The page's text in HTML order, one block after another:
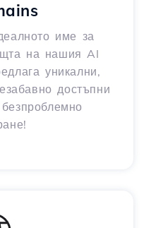
име за
на нашия AI
уникални,
достъпни